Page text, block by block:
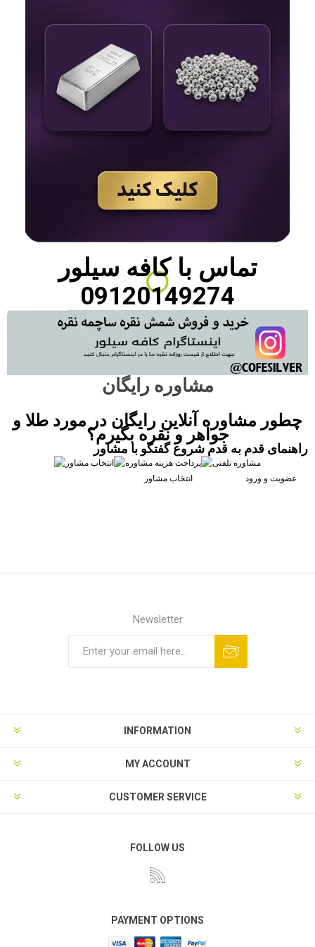
تماس باکافه سیلور
09120149274
مشاوره رایگان
چطور مشاوره آنلاین رایگان در مورد طلا و
جواهر و نقره بگیرم؟
راهنمای قدم به قدم شروع گفتگو با مشاور
انتخاب مشاور عضویت و ورود
Newsletter
INFORMATION
MY ACCOUNT
CUSTOMER SERVICE
FOLLOW US
PAYMENT OPTIONS